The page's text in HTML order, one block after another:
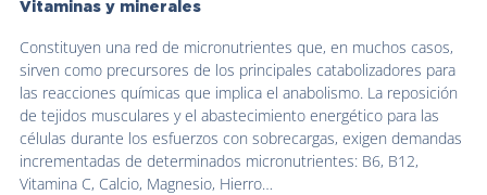
Vitaminas y minerales
Constituyen una red de micronutrientes que, en muchos casos,
sirven como precursores de los principales catabolizadores para
las reacciones químicas que implica el anabolismo. La reposición
de tejidos musculares y el abastecimiento energético para las
células durante los esfuerzos con sobrecargas, exigen demandas
incrementadas de determinados micronutrientes: B6, B12,
Vitamina C, Calcio, Magnesio, Hierro…